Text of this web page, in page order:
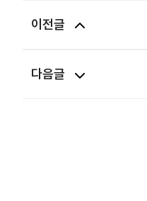
이전글
다음글